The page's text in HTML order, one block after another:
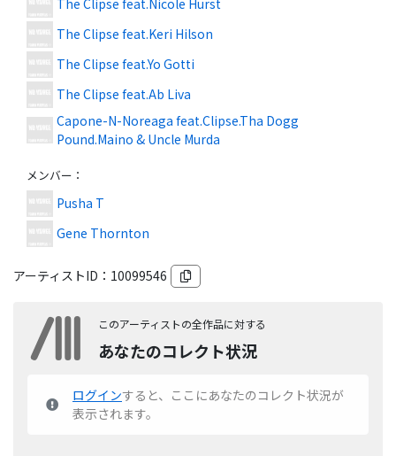
The Clipse feat.Nicole Hurst
The Clipse feat.Keri Hilson
The Clipse feat.Yo Gotti
The Clipse feat.Ab Liva
Capone-N-Noreaga feat.Clipse.Tha Dogg
Pound.Maino & Uncle Murda
メンバー ：
Pusha T
Gene Thornton
アーティストID： 10099546
このアーティストの全作品に対する
あなたのコレクト状況
ログインすると、ここにあなたのコレクト状況が
表示されます。